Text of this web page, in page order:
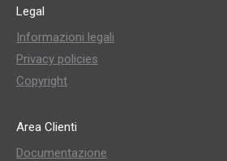
Legal
Informazioni legali
Privacy policies
Copyright
Area Clienti
Documentazione